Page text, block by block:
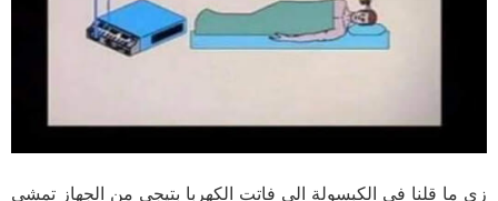
زى ما قلنا فى الكبسولة الى فاتت الكهربا بتيجى من الجهاز تمشى